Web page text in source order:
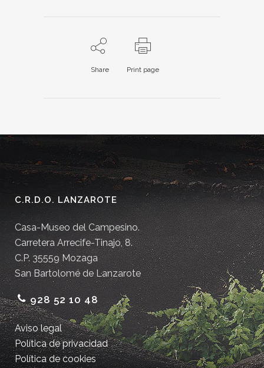
Share Print page
C.R.D.O. LANZAROTE
Casa-Museo del Campesino.
Carretera Arrecife-Tinajo, 8.
C.P. 35559 Mozaga
San Bartolomé de Lanzarote
928 52 10 48
Aviso legal
Política de privacidad
Política de cookies